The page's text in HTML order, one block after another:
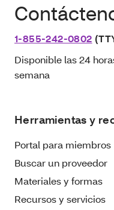
1-855-242-0802
Disponible las 24
semana
Herramientas y
Portal para miembros
Buscar un proveedor
Materiales y formas
Recursos y servicios